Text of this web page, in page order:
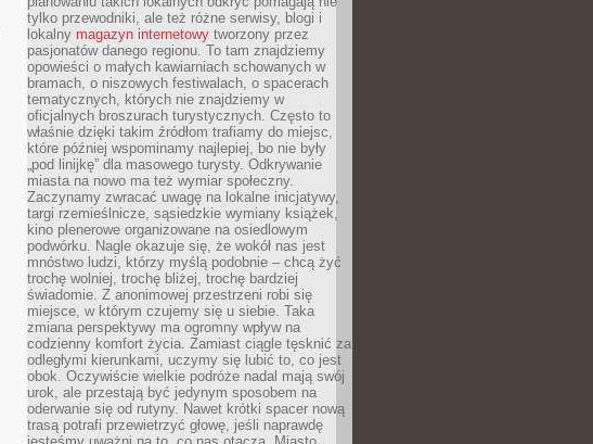
tylko przewodniki, ale też różne serwisy, blogi i
lokalny magazyn internetowy tworzony przez
pasjonatów danego regionu. To tam znajdziemy
opowieści o małych kawiarniach schowanych w
bramach, o niszowych festiwalach, o spacerach
tematycznych, których nie znajdziemy w
oficjalnych broszurach turystycznych. Często to
właśnie dzięki takim źródłom trafiamy do miejsc,
które później wspominamy najlepiej, bo nie były
„pod linijkę” dla masowego turysty. Odkrywanie
miasta na nowo ma też wymiar społeczny.
Zaczynamy zwracać uwagę na lokalne inicjatywy,
targi rzemieślnicze, sąsiedzkie wymiany książek,
kino plenerowe organizowane na osiedlowym
podwórku. Nagle okazuje się, że wokół nas jest
mnóstwo ludzi, którzy myślą podobnie – chcą żyć
trochę wolniej, trochę bliżej, trochę bardziej
świadomie. Z anonimowej przestrzeni robi się
miejsce, w którym czujemy się u siebie. Taka
zmiana perspektywy ma ogromny wpływ na
codzienny komfort życia. Zamiast ciągle tęsknić za
odległymi kierunkami, uczymy się lubić to, co jest
obok. Oczywiście wielkie podróże nadal mają swój
urok, ale przestają być jedynym sposobem na
oderwanie się od rutyny. Nawet krótki spacer nową
trasą potrafi przewietrzyć głowę, jeśli naprawdę